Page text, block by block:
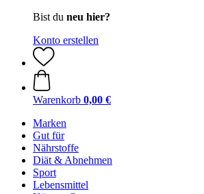
Bist du neu hier?
Konto erstellen
Warenkorb 0,00 €
Marken
Gut für
Nährstoffe
Diät & Abnehmen
Sport
Lebensmittel